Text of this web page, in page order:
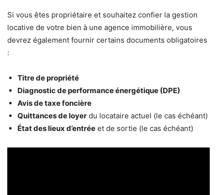
Si vous êtes propriétaire et souhaitez confier la gestion
locative de votre bien à une agence immobilière, vous
devrez également fournir certains documents obligatoires
:
Titre de propriété
Diagnostic de performance énergétique (DPE)
Avis de taxe foncière
Quittances de loyer du locataire actuel (le cas échéant)
État des lieux d’entrée et de sortie (le cas échéant)